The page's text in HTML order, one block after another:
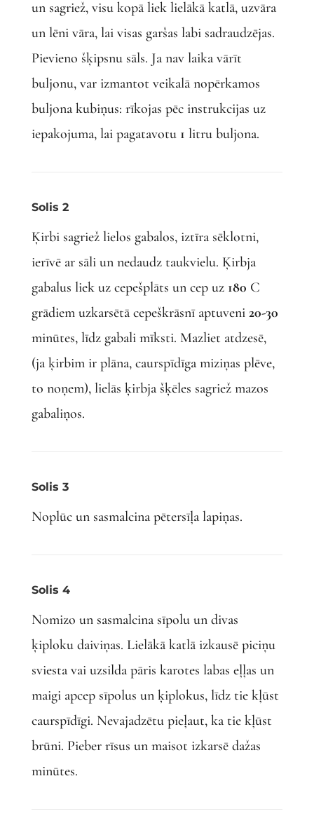
un sagriež, visu kopā liek lielākā katlā, uzvāra
un lēni vāra, lai visas garšas labi sadraudzējas.
Pievieno šķipsnu sāls. Ja nav laika vārīt
buljonu, var izmantot veikalā nopērkamos
buljona kubiņus: rīkojas pēc instrukcijas uz
iepakojuma, lai pagatavotu 1 litru buljona.
Solis 2
Ķirbi sagriež lielos gabalos, iztīra sēklotni,
ierīvē ar sāli un nedaudz taukvielu. Ķirbja
gabalus liek uz cepešplāts un cep uz 180 C
grādiem uzkarsētā cepeškrāsnī aptuveni 20-30
minūtes, līdz gabali mīksti. Mazliet atdzesē,
(ja ķirbim ir plāna, caurspīdīga miziņas plēve,
to noņem), lielās ķirbja šķēles sagriež mazos
gabaliņos.
Solis 3
Noplūc un sasmalcina pētersīļa lapiņas.
Solis 4
Nomizo un sasmalcina sīpolu un divas
ķiploku daiviņas. Lielākā katlā izkausē piciņu
sviesta vai uzsilda pāris karotes labas eļļas un
maigi apcep sīpolus un ķiplokus, līdz tie kļūst
caurspīdīgi. Nevajadzētu pieļaut, ka tie kļūst
brūni. Pieber rīsus un maisot izkarsē dažas
minūtes.